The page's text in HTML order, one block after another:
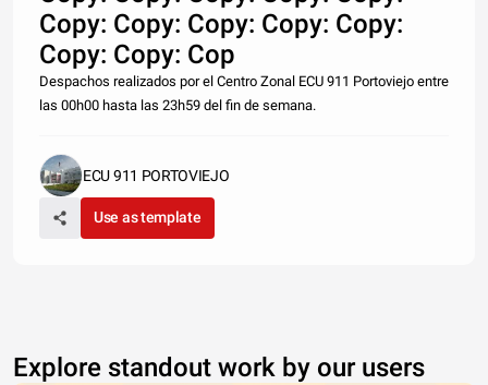
Copy: Copy: Copy: Copy: Copy:
Copy: Copy: Cop
Despachos realizados por el Centro Zonal ECU 911 Portoviejo entre
las 00h00 hasta las 23h59 del fin de semana.
ECU 911 PORTOVIEJO
Use as template
Explore standout work by our users